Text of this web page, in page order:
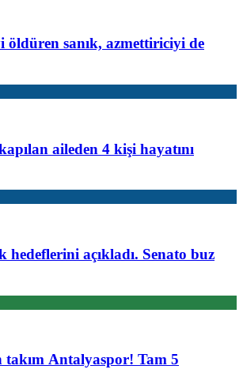
öldüren sanık, azmettiriciyi de
aileden 4 kişi hayatını
hedeflerini açıkladı. Senato buz
takım Antalyaspor! Tam 5